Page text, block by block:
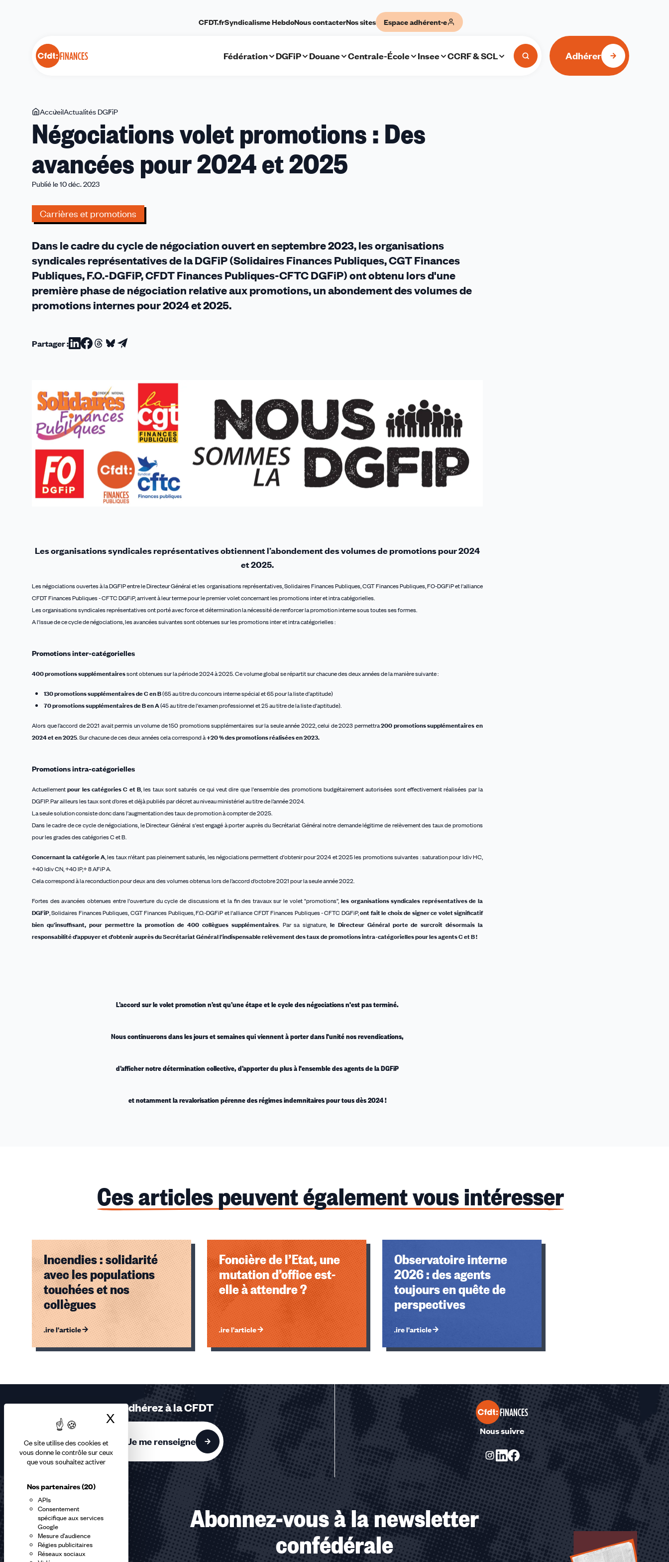
Ce site utilise des cookies et
vous donne le contrôle sur ceux
que vous souhaitez activer
Nos partenaires(20)
APIs
Consentement
spécifique aux services
Google
Mesure d'audience
Régies publicitaires
Réseaux sociaux
X Masquer le bandeau des cookies
FINANCES
CFDT.frSyndicalisme HebdoNous contacterNos sites Espace adhérent·e
Fédération DGFiP Douane Centrale-École Insee CCRF & SCL Adhérer
Vous
êtes
ici
AccueilActualités DGFiP
volet
promotions
Des
avancées
et
2025
Négociations volet promotions : Des
avancées pour 2024 et 2025
Publié le 10 déc. 2023
Carrières et promotions
Dans le cadre du cycle de négociation ouvert en septembre 2023, les organisations
syndicales représentatives de la DGFiP (Solidaires Finances Publiques, CGT Finances
Publiques, F.O.-DGFiP, CFDT Finances Publiques-CFTC DGFiP) ont obtenu lors d'une
première phase de négociation relative aux promotions, un abondement des volumes de
promotions internes pour 2024 et 2025.
Partager :Partager
Partager
Partager
Partager
Bluesky
Partager
email
Les organisations syndicales représentatives obtiennent l’abondement des volumes de promotions pour 2024
et 2025.
Les négociations ouvertes à la DGFIP entre le Directeur Général et les organisations représentatives, Solidaires Finances Publiques, CGT Finances Publiques, FO-DGFiP et l'alliance
CFDT Finances Publiques - CFTC DGFiP, arrivent à leur terme pour le premier volet concernant les promotions inter et intra catégorielles.
Les organisations syndicales représentatives ont porté avec force et détermination la nécessité de renforcer la promotion interne sous toutes ses formes.
A l'issue de ce cycle de négociations, les avancées suivantes sont obtenues sur les promotions inter et intra catégorielles :
Promotions inter-catégorielles
400 promotions supplémentairessont obtenues sur la période 2024 à 2025. Ce volume global se répartit sur chacune des deux années de la manière suivante :
130 promotions supplémentaires de C en B(65 au titre du concours interne spécial et 65 pour la liste d'aptitude)
70 promotions supplémentaires de B en A(45 au titre de l'examen professionnel et 25 au titre de la liste d'aptitude).
Alors que l’accord de 2021 avait permis un volume de 150 promotions supplémentaires sur la seule année 2022, celui de 2023 permettra200 promotions supplémentaires en
2024 et en 2025. Sur chacune de ces deux années cela correspond à+20 % des promotions réalisées en 2023.
Promotions intra-catégorielles
Actuellementpour les catégories C et B, les taux sont saturés ce qui veut dire que l'ensemble des promotions budgétairement autorisées sont effectivement réalisées par la
DGFIP. Par ailleurs les taux sont d’ores et déjà publiés par décret au niveau ministériel au titre de l’année 2024.
La seule solution consiste donc dans l'augmentation des taux de promotion à compter de 2025.
Dans le cadre de ce cycle de négociations, le Directeur Général s'est engagé à porter auprès du Secrétariat Général notre demande légitime de relèvement des taux de promotions
pour les grades des catégories C et B.
Concernant la catégorie A, les taux n'étant pas pleinement saturés, les négociations permettent d'obtenir pour 2024 et 2025 les promotions suivantes : saturation pour Idiv HC,
+40 Idiv CN, +40 IP,+ 8 AFiP A.
Cela correspond à la reconduction pour deux ans des volumes obtenus lors de l’accord d’octobre 2021 pour la seule année 2022.
Fortes des avancées obtenues entre l'ouverture du cycle de discussions et la fin des travaux sur le volet "promotions”, les organisations syndicales représentatives de la
DGFiP, Solidaires Finances Publiques, CGT Finances Publiques, F.O.-DGFiP et l'alliance CFDT Finances Publiques - CFTC DGFiP,ont fait le choix de signer ce volet significatif
bien qu’insuffisant, pour permettre la promotion de 400 collègues supplémentaires. Par sa signature,le Directeur Général porte de surcroît désormais la
responsabilité d'appuyer et d'obtenir auprès du Secrétariat Général l’indispensable relèvement des taux de promotions intra-catégorielles pour les agents C et B !
L’accord sur le volet promotion n’est qu’une étape et le cycle des négociations n'est pas terminé.
Nous continuerons dans les jours et semaines qui viennent à porter dans l'unité nos revendications,
d’afficher notre détermination collective, d’apporter du plus à l'ensemble des agents de la DGFiP
et notamment la revalorisation pérenne des régimes indemnitaires pour tous dès 2024 !
Ces articles peuvent également vous intéresser
Incendies : solidarité
avec les populations
touchées et nos
collègues
Lire l'article
Foncière de l’Etat, une
mutation d’office est-
elle à attendre ?
Lire l'article
Observatoire interne
2026 : des agents
toujours en quête de
perspectives
Lire l'article
Éléments
sur
accessibles
Adhérez à la CFDT
Je me renseigne
FINANCES
Nous suivre
Abonnez-vous à la newsletter
confédérale